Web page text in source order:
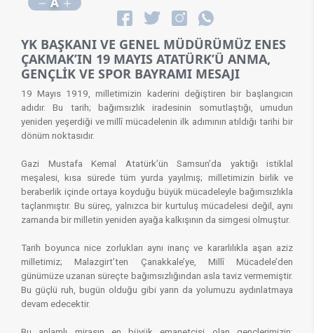
YK BAŞKANI VE GENEL MÜDÜRÜMÜZ ENES
ÇAKMAK’IN 19 MAYIS ATATÜRK’Ü ANMA,
GENÇLİK VE SPOR BAYRAMI MESAJI
19 Mayıs 1919, milletimizin kaderini değiştiren bir başlangıcın
adıdır. Bu tarih; bağımsızlık iradesinin somutlaştığı, umudun
yeniden yeşerdiği ve millî mücadelenin ilk adımının atıldığı tarihi bir
dönüm noktasıdır.
Gazi Mustafa Kemal Atatürk’ün Samsun’da yaktığı istiklal
meşalesi, kısa sürede tüm yurda yayılmış; milletimizin birlik ve
beraberlik içinde ortaya koyduğu büyük mücadeleyle bağımsızlıkla
taçlanmıştır. Bu süreç, yalnızca bir kurtuluş mücadelesi değil, aynı
zamanda bir milletin yeniden ayağa kalkışının da simgesi olmuştur.
Tarih boyunca nice zorlukları aynı inanç ve kararlılıkla aşan aziz
milletimiz; Malazgirt’ten Çanakkale’ye, Millî Mücadele’den
günümüze uzanan süreçte bağımsızlığından asla taviz vermemiştir.
Bu güçlü ruh, bugün olduğu gibi yarın da yolumuzu aydınlatmaya
devam edecektir.